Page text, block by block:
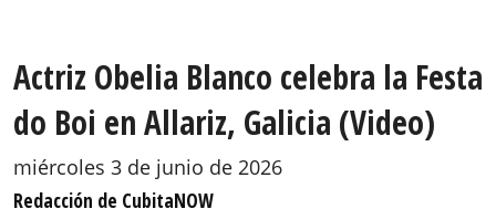
Actriz Obelia Blanco celebra la Festa
do Boi en Allariz, Galicia (Video)
miércoles 3 de junio de 2026
Redacción de CubitaNOW